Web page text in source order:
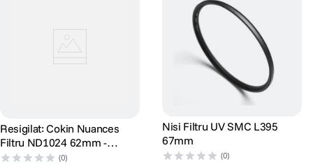
Resigilat: Cokin Nuances
Filtru ND1024 62mm -
RS125041423-1
(0)
Nisi Filtru UV SMC L395
67mm
(0)